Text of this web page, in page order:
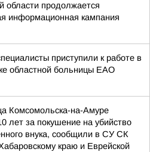
области продолжается
информационная кампания
приступили к работе в
областной больницы ЕАО
Комсомольска-на-Амуре
лет за покушение на убийство
внука, сообщили в СУ СК
краю и Еврейской